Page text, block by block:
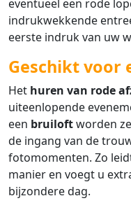
eventueel een rode
indrukwekkende
eerste indruk van uw
Geschikt voor
Het huren van rode
uiteenlopende
een bruiloftworden
de ingang van de
fotomomenten. Zo
manier en voegt u
bijzondere dag.